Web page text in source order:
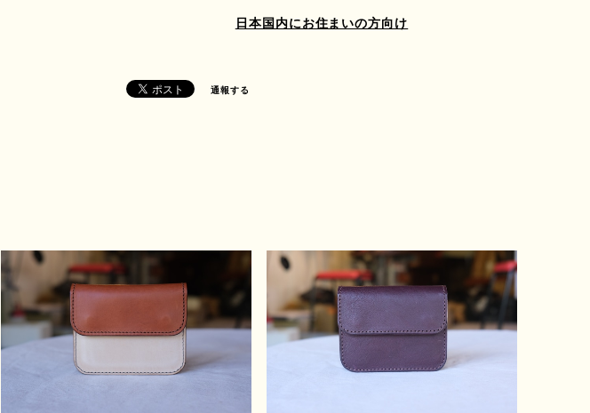
日本国内にお住まいの方向け
通報する